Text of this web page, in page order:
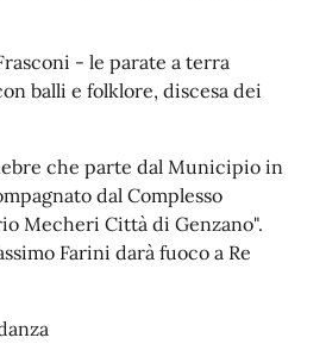
- le parate a terra
balli e folklore, discesa dei
che parte dal Municipio in
dal Complesso
Mecheri Città di Genzano".
Farini darà fuoco a Re